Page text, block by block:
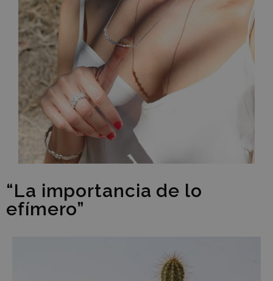
“La importancia de lo
efímero”